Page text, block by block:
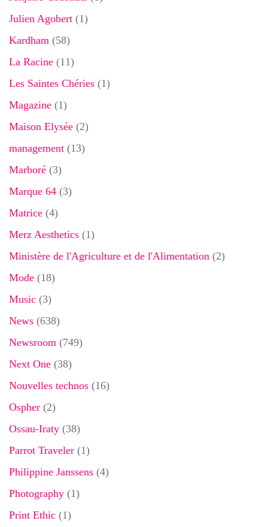
Julien Agobert (1)
Kardham (58)
La Racine (11)
Les Saintes Chéries (1)
Magazine (1)
Maison Elysée (2)
management (13)
Marboré (3)
Marque 64 (3)
Matrice (4)
Merz Aesthetics (1)
Ministère de l'Agriculture et de l'Alimentation (2)
Mode (18)
Music (3)
News (638)
Newsroom (749)
Next One (38)
Nouvelles technos (16)
Ospher (2)
Ossau-Iraty (38)
Parrot Traveler (1)
Philippine Janssens (4)
Photography (1)
Print Ethic (1)